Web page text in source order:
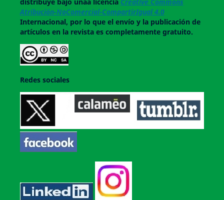
Atribución-NoComercial-CompartirIgual 4.0
Internacional, por lo que el envío y la publicación de
artículos en la revista es completamente gratuito.
Redes sociales